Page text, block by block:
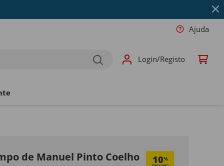
Ajuda
Login/Registo
de Manuel Pinto Coelho 10%